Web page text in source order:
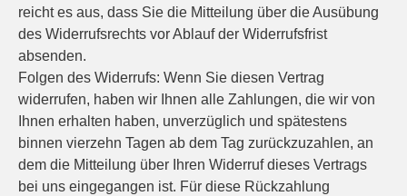
reicht es aus, dass Sie die Mitteilung über die Ausübung
des Widerrufsrechts vor Ablauf der Widerrufsfrist
absenden.
Folgen des Widerrufs: Wenn Sie diesen Vertrag
widerrufen, haben wir Ihnen alle Zahlungen, die wir von
Ihnen erhalten haben, unverzüglich und spätestens
binnen vierzehn Tagen ab dem Tag zurückzuzahlen, an
dem die Mitteilung über Ihren Widerruf dieses Vertrags
bei uns eingegangen ist. Für diese Rückzahlung